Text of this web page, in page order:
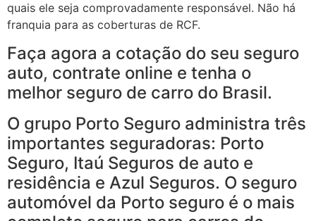
quais ele seja comprovadamente responsável. Não há
franquia para as coberturas de RCF.
Faça agora a cotação do seu seguro
auto, contrate online e tenha o
melhor seguro de carro do Brasil.
O grupo Porto Seguro administra três
importantes seguradoras: Porto
Seguro, Itaú Seguros de auto e
residência e Azul Seguros. O seguro
automóvel da Porto seguro é o mais